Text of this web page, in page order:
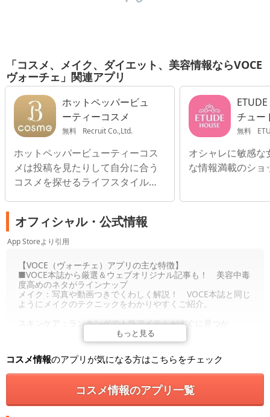
「コスメ、メイク、ダイエット、美容情報ならVOCE
ヴォーチェ」関連アプリ
ホットペッパービュ
ーティーコスメ
無料 Recruit Co.,Ltd.
ホットペッパービューティーコス
メは投稿を見たりして自分に合う
コスメを探せるライフスタイルア
チュー
ンバー
無料
オシャレに敏感な
な情報満載のショ
オフィシャル・公式情報
App Storeより引用
もっと見る
【VOCE（ヴォーチェ）アプリの主な特徴】
■VOCE本誌から厳選＆ウェブオリジナル記事も！ 美容中毒
度高めのネタがラインナップ
メイク：写真や動画つきでくわしく解説！ VOCE本誌と同じ
ようにメイクのテクニックをわかりやすくご紹介。
スキンケア：ランキングで人気アイテムがすぐに見つか
る！ さらに信頼できる美容のプロが実践している美肌術な
どの情報も豊富にラインナップ。
ボディケア：タレント、モデル発の美容テクが満載！ 女優
やグラビアアイドルが本当にやっているボディケアやダイエ
ど、ハウツー以外に読んで楽しい記事もたくさん。
コスメ情報のアプリが気になる方はこちらをチェック
コスメ情報のアプリ一覧